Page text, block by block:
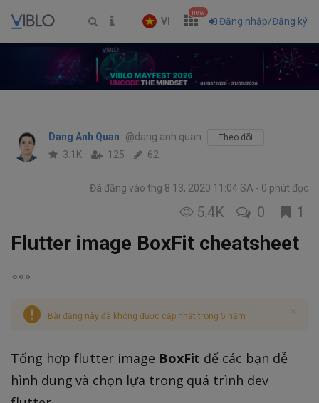
VI
new
Đăng nhập/Đăng ký
Dang Anh Quan @dang.anh.quan Theo dõi
3.1K 125 62
Đã đăng vào thg 8 13, 2020 11:04 SA 0 phút đọc
5.4K 0 1
Flutter image BoxFit cheatsheet
Bài đăng này đã không được cập nhật trong 5 năm
Tổng hợp flutter image BoxFit để các bạn dễ
hình dung và chọn lựa trong quá trình dev